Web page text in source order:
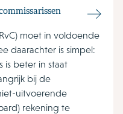
moet in voldoende
daarachter is simpel:
is beter in staat
bij de
uitvoerende
rekening te